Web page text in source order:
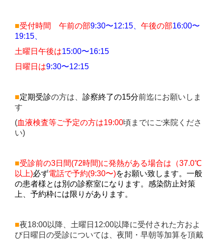
■受付時間 午前の部9:30〜12:15、 午後の部16:00〜
19:15、
土曜日午後は15:00〜16:15
日曜日は9:30〜12:15
■定期受診の方は、 診察終了の15分前迄にお願いしま
す
(血液検査等ご予定の方は19:00頃までにご来院くださ
い)
■受診前の3日 間(72時間)に発熱がある場合は（37.0℃
以上)必ず電話で予約(9:30〜)をお願い致します。一般
の患者様とは別の診察室になります。 感染防止対策
上、予約枠には限りがあります。
■夜18:00以降、土曜日12:00以降に受付された方およ
び日曜日の受診については、夜間・早朝等加算を頂戴